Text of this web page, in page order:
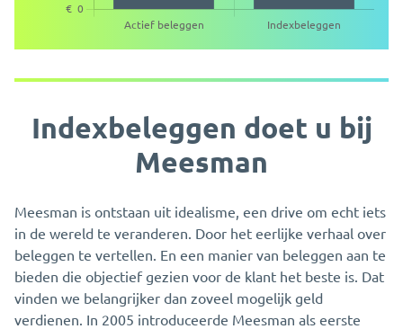
Indexbeleggen doet u bij
Meesman
Meesman is ontstaan uit idealisme, een drive om echt iets
in de wereld te veranderen. Door het eerlijke verhaal over
beleggen te vertellen. En een manier van beleggen aan te
bieden die objectief gezien voor de klant het beste is. Dat
vinden we belangrijker dan zoveel mogelijk geld
verdienen. In 2005 introduceerde Meesman als eerste